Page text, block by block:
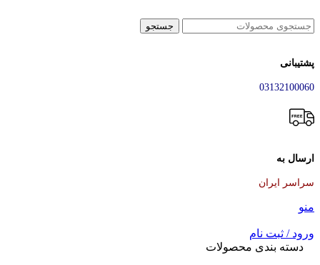
جستجو
پشتیبانی
03132100060
ارسال به
سراسر ایران
منو
ورود / ثبت نام
دسته بندی محصولات